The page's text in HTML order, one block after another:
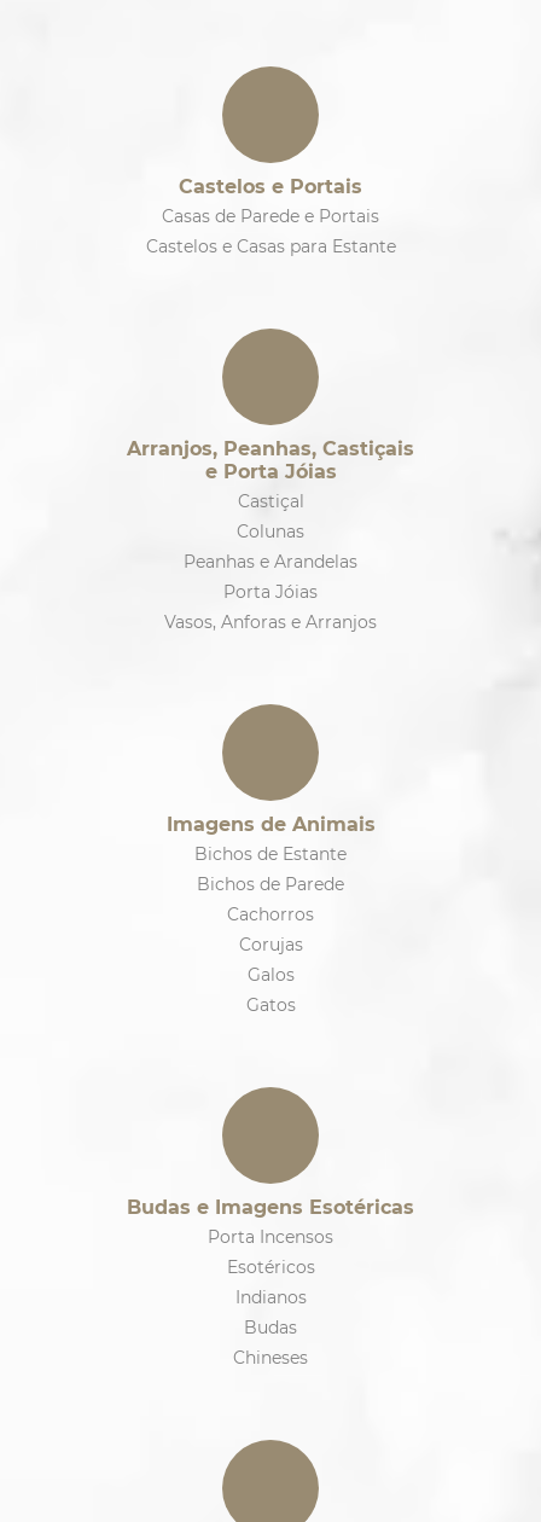
Castelos e Portais
Casas de Parede e Portais
Castelos e Casas para Estante
Arranjos, Peanhas, Castiçais
e Porta Jóias
Castiçal
Colunas
Peanhas e Arandelas
Porta Jóias
Vasos, Anforas e Arranjos
Imagens de Animais
Bichos de Estante
Bichos de Parede
Cachorros
Corujas
Galos
Gatos
Budas e Imagens Esotéricas
Porta Incensos
Esotéricos
Indianos
Budas
Chineses